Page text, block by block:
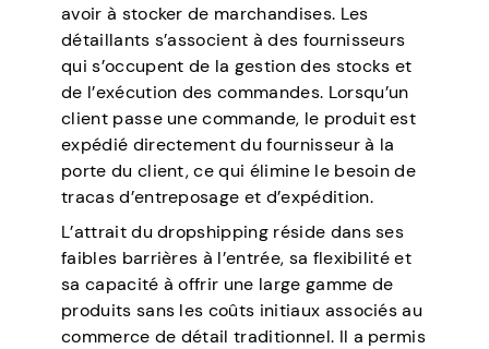
avoir à stocker de marchandises. Les
détaillants s’associent à des fournisseurs
qui s’occupent de la gestion des stocks et
de l’exécution des commandes. Lorsqu’un
client passe une commande, le produit est
expédié directement du fournisseur à la
porte du client, ce qui élimine le besoin de
tracas d’entreposage et d’expédition.
L’attrait du dropshipping réside dans ses
faibles barrières à l’entrée, sa flexibilité et
sa capacité à offrir une large gamme de
produits sans les coûts initiaux associés au
commerce de détail traditionnel. Il a permis